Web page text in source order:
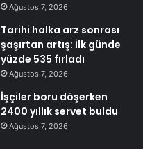
Ağustos 7, 2026
Tarihi halka arz sonrası
şaşırtan artış: İlk günde
yüzde 535 fırladı
Ağustos 7, 2026
İşçiler boru döşerken
2400 yıllık servet buldu
Ağustos 7, 2026